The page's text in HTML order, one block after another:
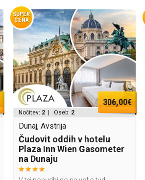
SUPER
CENA
306,00€
Nočitev: 2 | Oseb: 2
Dunaj, Avstrija
Čudovit oddih v hotelu
Plaza Inn Wien Gasometer
na Dunaju